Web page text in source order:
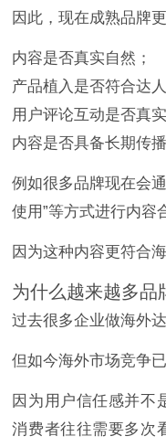
因此，现在成熟品牌
内容是否真实自然；
产品植入是否符合达人
用户评论互动是否真实
内容是否具备长期传播
例如很多品牌现在会
使用”等方式进行内容
因为这种内容更符合
为什么越来越多品
过去很多企业做海外
但如今海外市场竞争
因为用户信任感并不
消费者往往需要多次